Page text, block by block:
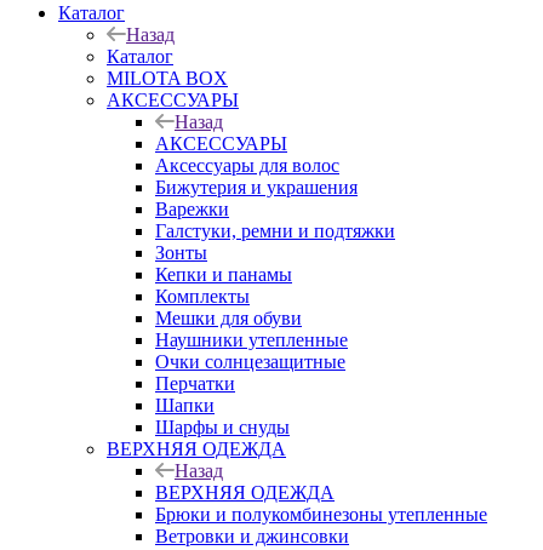
Каталог
Назад
Каталог
MILOTA BOX
АКСЕССУАРЫ
Назад
АКСЕССУАРЫ
Аксессуары для волос
Бижутерия и украшения
Варежки
Галстуки, ремни и подтяжки
Зонты
Кепки и панамы
Комплекты
Мешки для обуви
Наушники утепленные
Очки солнцезащитные
Перчатки
Шапки
Шарфы и снуды
ВЕРХНЯЯ ОДЕЖДА
Назад
ВЕРХНЯЯ ОДЕЖДА
Брюки и полукомбинезоны утепленные
Ветровки и джинсовки